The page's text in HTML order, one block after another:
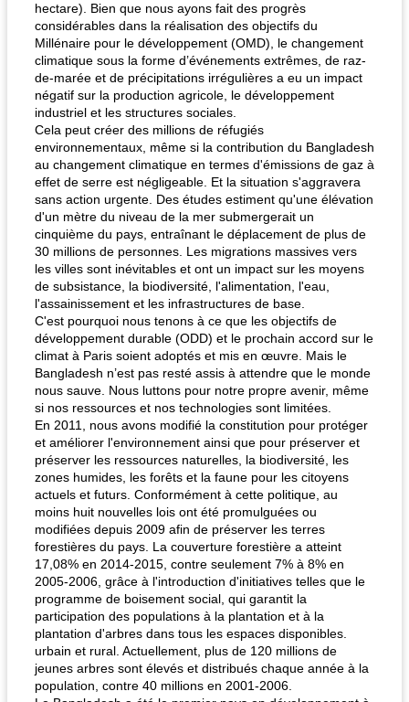
hectare). Bien que nous ayons fait des progrès
considérables dans la réalisation des objectifs du
Millénaire pour le développement (OMD), le changement
climatique sous la forme d’événements extrêmes, de raz-
de-marée et de précipitations irrégulières a eu un impact
négatif sur la production agricole, le développement
industriel et les structures sociales.
Cela peut créer des millions de réfugiés
environnementaux, même si la contribution du Bangladesh
au changement climatique en termes d'émissions de gaz à
effet de serre est négligeable. Et la situation s'aggravera
sans action urgente. Des études estiment qu'une élévation
d'un mètre du niveau de la mer submergerait un
cinquième du pays, entraînant le déplacement de plus de
30 millions de personnes. Les migrations massives vers
les villes sont inévitables et ont un impact sur les moyens
de subsistance, la biodiversité, l'alimentation, l'eau,
l'assainissement et les infrastructures de base.
C'est pourquoi nous tenons à ce que les objectifs de
développement durable (ODD) et le prochain accord sur le
climat à Paris soient adoptés et mis en œuvre. Mais le
Bangladesh n’est pas resté assis à attendre que le monde
nous sauve. Nous luttons pour notre propre avenir, même
si nos ressources et nos technologies sont limitées.
En 2011, nous avons modifié la constitution pour protéger
et améliorer l'environnement ainsi que pour préserver et
préserver les ressources naturelles, la biodiversité, les
zones humides, les forêts et la faune pour les citoyens
actuels et futurs. Conformément à cette politique, au
moins huit nouvelles lois ont été promulguées ou
modifiées depuis 2009 afin de préserver les terres
forestières du pays. La couverture forestière a atteint
17,08% en 2014-2015, contre seulement 7% à 8% en
2005-2006, grâce à l'introduction d'initiatives telles que le
programme de boisement social, qui garantit la
participation des populations à la plantation et à la
plantation d'arbres dans tous les espaces disponibles.
urbain et rural. Actuellement, plus de 120 millions de
jeunes arbres sont élevés et distribués chaque année à la
population, contre 40 millions en 2001-2006.